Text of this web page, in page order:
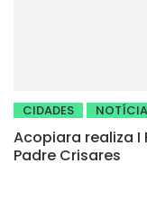
CIDADES
Acopiara realiza I
Padre Crisares